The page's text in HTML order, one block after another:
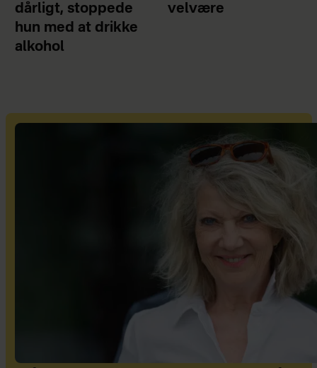
dårligt, stoppede
hun med at drikke
alkohol
velvære